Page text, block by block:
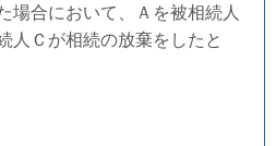
場合において、Ａを被相続人
人Ｃが相続の放棄をしたと